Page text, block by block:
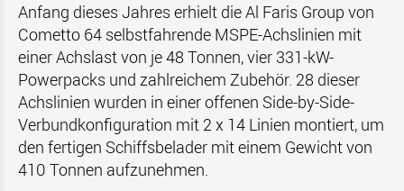
Anfang dieses Jahres erhielt die Al Faris Group von
Cometto 64 selbstfahrende MSPE-Achslinien mit
einer Achslast von je 48 Tonnen, vier 331-kW-
Powerpacks und zahlreichem Zubehör. 28 dieser
Achslinien wurden in einer offenen Side-by-Side-
Verbundkonfiguration mit 2 x 14 Linien montiert, um
den fertigen Schiffsbelader mit einem Gewicht von
410 Tonnen aufzunehmen.